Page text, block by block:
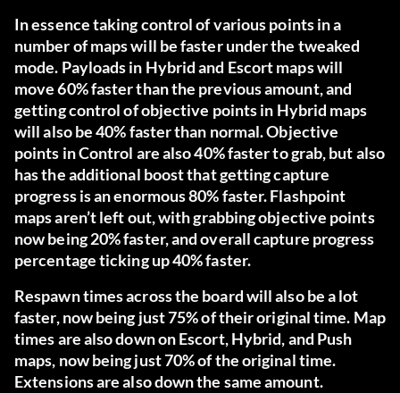
In essence taking control of various points in a
number of maps will be faster under the tweaked
mode. Payloads in Hybrid and Escort maps will
move 60% faster than the previous amount, and
getting control of objective points in Hybrid maps
will also be 40% faster than normal. Objective
points in Control are also 40% faster to grab, but also
has the additional boost that getting capture
progress is an enormous 80% faster. Flashpoint
maps aren’t left out, with grabbing objective points
now being 20% faster, and overall capture progress
percentage ticking up 40% faster.
Respawn times across the board will also be a lot
faster, now being just 75% of their original time. Map
times are also down on Escort, Hybrid, and Push
maps, now being just 70% of the original time.
Extensions are also down the same amount.